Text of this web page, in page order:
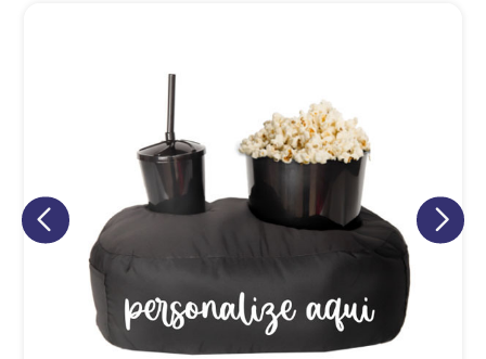
Eu concordo em receber comunicações.
A nossa empresa está comprometida a proteger e respeitar
sua privacidade, utilizaremos seus dados apenas para fins
de marketing. Você pode alterar suas preferências a
qualquer momento.
Iniciar conversa